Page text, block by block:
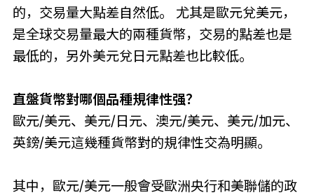
的，交易量大點差自然低。 尤其是歐元兌美元，
是全球交易量最大的兩種貨幣，交易的點差也是
最低的，另外美元兌日元點差也比較低。
直盤貨幣對哪個品種規律性强？
歐元/美元、美元/日元、澳元/美元、美元/加元、
英鎊/美元這幾種貨幣對的規律性交為明顯。
其中，歐元/美元一般會受歐洲央行和美聯儲的政